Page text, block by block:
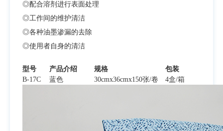
◎配合溶剂进行表面处理
◎工作间的维护清洁
◎各种油墨渗漏的去除
◎使用者自身的清洁
型号 产品介绍 规格
包装
B-17C
蓝色 30cmx36cmx150张/卷 4盒/箱